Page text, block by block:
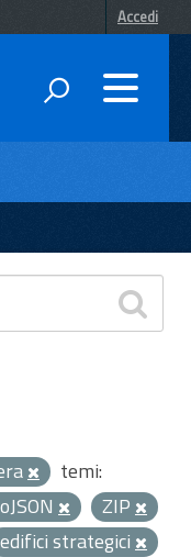
Accedi
temi:
ZIP
edifici strategici